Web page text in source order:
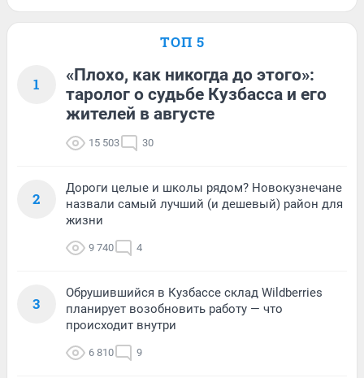
ТОП 5
1
«Плохо, как никогда до этого»:
таролог о судьбе Кузбасса и его
жителей в августе
15 503 30
2
Дороги целые и школы рядом? Новокузнечане
назвали самый лучший (и дешевый) район для
жизни
9 740 4
3
Обрушившийся в Кузбассе склад Wildberries
планирует возобновить работу — что
происходит внутри
6 810 9